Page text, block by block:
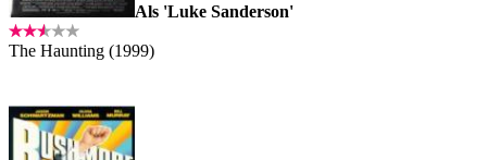
Als 'Luke Sanderson'
The Haunting (1999)